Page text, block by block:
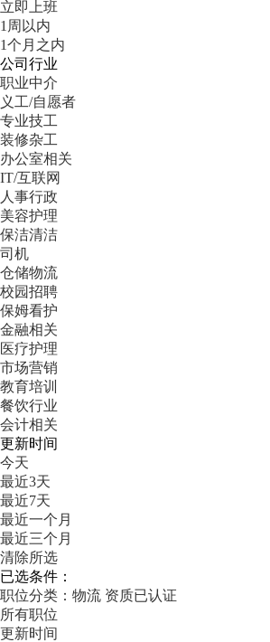
立即上班
1周以内
1个月之内
公司行业
职业中介
义工/自愿者
专业技工
装修杂工
办公室相关
IT/互联网
人事行政
美容护理
保洁清洁
司机
仓储物流
校园招聘
保姆看护
金融相关
医疗护理
市场营销
教育培训
餐饮行业
会计相关
更新时间
今天
最近3天
最近7天
最近一个月
最近三个月
清除所选
已选条件：
职位分类：物流 资质已认证
所有职位
更新时间